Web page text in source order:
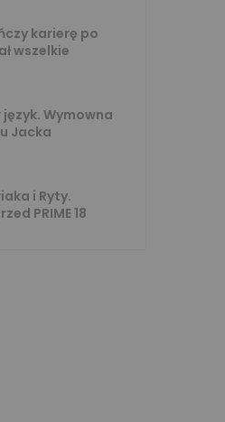
karierę po
wszelkie
język. Wymowna
Jacka
i Ryty.
PRIME 18